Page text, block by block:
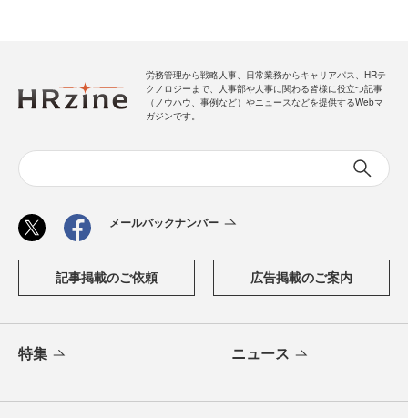
労務管理から戦略人事、日常業務からキャリアパス、HRテ
クノロジーまで、人事部や人事に関わる皆様に役立つ記事
（ノウハウ、事例など）やニュースなどを提供するWebマ
ガジンです。
メールバックナンバー
記事掲載のご依頼 広告掲載のご案内
特集 ニュース